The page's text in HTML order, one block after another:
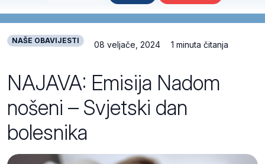
NAŠE OBAVIJESTI 08 veljače, 2024 1 minuta čitanja
NAJAVA: Emisija Nadom
nošeni – Svjetski dan
bolesnika